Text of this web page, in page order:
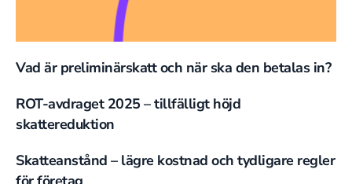
Vad är preliminärskatt och när ska den betalas in?
ROT-avdraget 2025 – tillfälligt höjd
skattereduktion
Skatteanstånd – lägre kostnad och tydligare regler